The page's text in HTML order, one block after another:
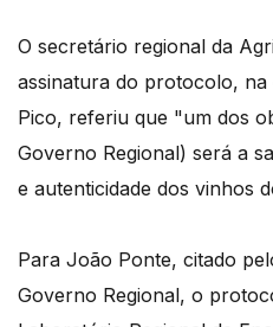
O secretário regional da
assinatura do protocolo,
Pico, referiu que "um dos
Governo Regional) será a
e autenticidade dos vinhos
Para João Ponte, citado
Governo Regional, o